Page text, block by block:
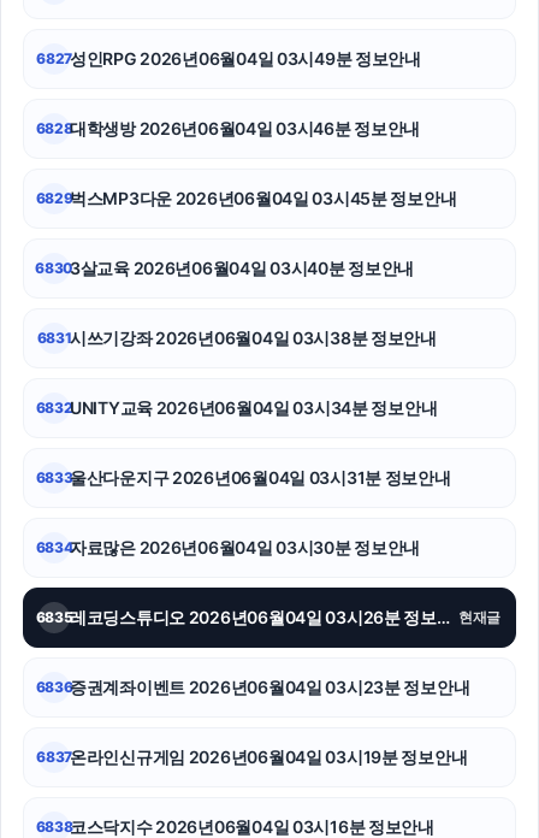
광교피부과
마포하수구막힘
흥신소
서초구하수구막힘
6827성인RPG 2026년06월04일 03시49분 정보안내
6828대학생방 2026년06월04일 03시46분 정보안내
6829벅스MP3다운 2026년06월04일 03시45분 정보안내
68303살교육 2026년06월04일 03시40분 정보안내
6831시쓰기강좌 2026년06월04일 03시38분 정보안내
6832UNITY교육 2026년06월04일 03시34분 정보안내
6833울산다운지구 2026년06월04일 03시31분 정보안내
6834자료많은 2026년06월04일 03시30분 정보안내
6835 레코딩스튜디오 2026년06월04일 03시26분 정보안내 현재글
6836증권계좌이벤트 2026년06월04일 03시23분 정보안내
6837온라인신규게임 2026년06월04일 03시19분 정보안내
6838코스닥지수 2026년06월04일 03시16분 정보안내